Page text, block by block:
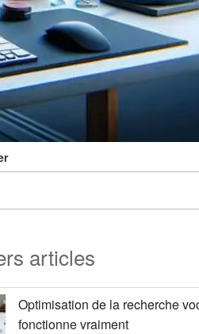
articles
Optimisation de la recherche
fonctionne vraiment